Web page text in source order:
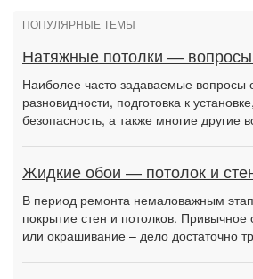
ПОПУЛЯРНЫЕ ТЕМЫ
Натяжные потолки — вопросы
Наиболее часто задаваемые вопросы
разновидности, подготовка к
безопасность, а также многие другие
Жидкие обои — потолок и
В период ремонта немаловажным
покрытие стен и потолков.
или окрашивание – дело достаточно